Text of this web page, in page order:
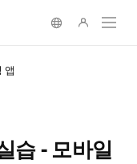
앱
습 - 모바일